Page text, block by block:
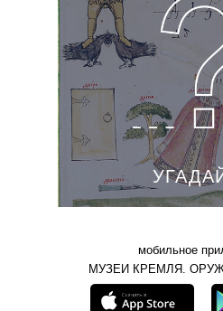
МУЗЕИ КРЕМЛЯ.
мобильное